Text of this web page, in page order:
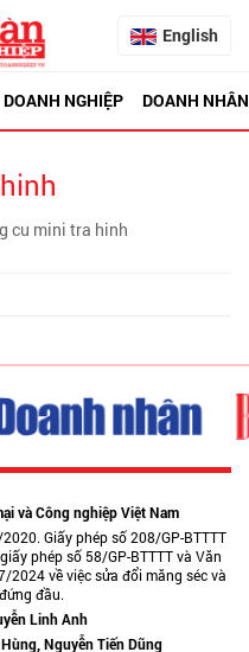
English
DOANH NGHIỆP DOANH NHÂN
cu mini tra hinh
và Công nghiệp Việt Nam
Giấy phép số 208/GP-BTTTT
phép số 58/GP-BTTTT và Văn
2024 về việc sửa đổi măng séc và
đầu.
Linh Anh
Nguyễn Tiến Dũng